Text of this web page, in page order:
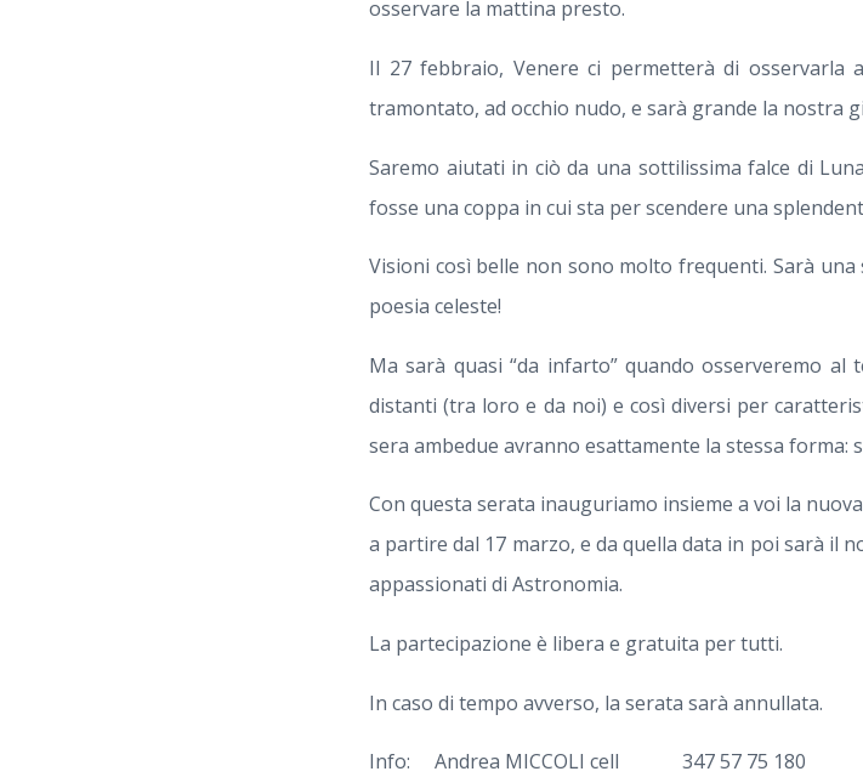
osservare la mattina presto.
Il 27 febbraio, Venere ci permetterà di osservarla
tramontato, ad occhio nudo, e sarà grande la nostra
Saremo aiutati in ciò da una sottilissima falce di
fosse una coppa in cui sta per scendere una
Visioni così belle non sono molto frequenti. Sarà
poesia celeste!
Ma sarà quasi “da infarto” quando osserveremo
distanti (tra loro e da noi) e così diversi per
sera ambedue avranno esattamente la stessa forma:
Con questa serata inauguriamo insieme a voi la
a partire dal 17 marzo, e da quella data in poi sarà il
appassionati di Astronomia.
La partecipazione è libera e gratuita per tutti.
In caso di tempo avverso, la serata sarà annullata.
Info: Andrea MICCOLI cell 347 57 75 180